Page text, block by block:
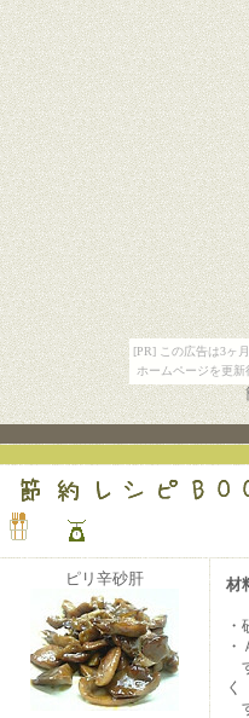
[PR] この広告は3ヶ
ホームページを更
ピリ辛砂肝 材
・
・
く